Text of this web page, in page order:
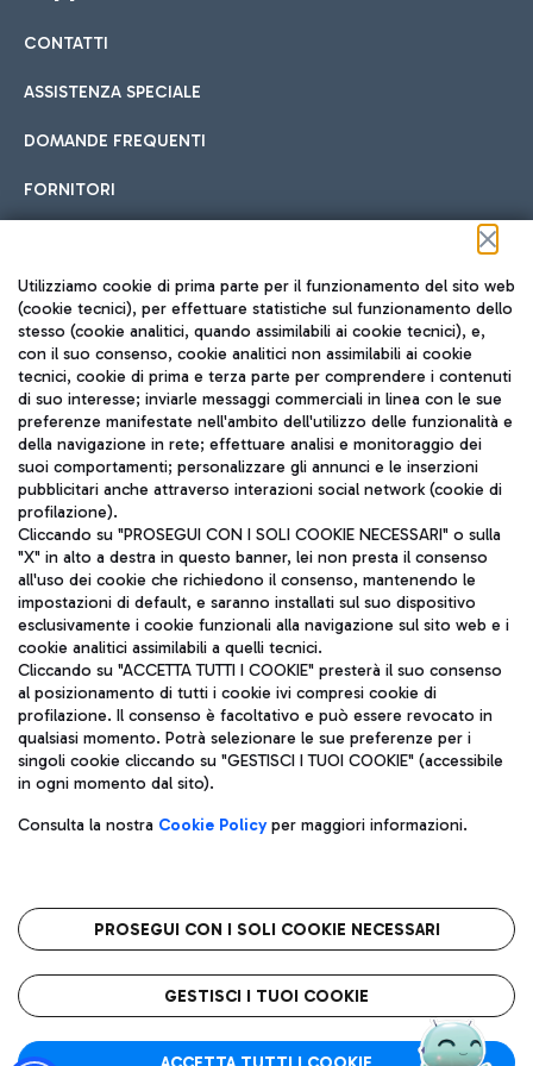
Cucina Internazionale
Fast Food
Pizza
Gelateria
Wine Bar & Sparkling
Hotel in aeroporto
Scegli l'alloggio più adatto e approfitta della vicinanza
all'aeroporto.
Car sharing
Con il Car Sharing è ancora più facile spostarsi
Treno
Raggiungi velocemente l'aeroporto di Fiumicino da Roma
tramite i servizi ferroviari Trenitalia.
Autobus
Scopri le linee di autobus per raggiungere l'aeroporto
Leonardo Da Vinci.
Raggiungi l’aeroporto senza pensieri con il servizio di taxi a
Ristoranti
Scopri la nostra offerta per una pausa gustosa in aeroporto
Mappa Aeroporto Fiumicino
CONTATTI
ASSISTENZA SPECIALE
DOMANDE FREQUENTI
FORNITORI
Seguici sui social
TRAVEL JOURNAL
ITA
Aeroporti di Roma S.p.A. - Società soggetta a direzione e
coordinamento di Mundys S.p.A.
Codice fiscale e Registro delle Imprese di Roma 13032990155 P.
IVA 06572251004
Capitale sociale 62.224.743,00 int. vers.
Sede legale: Via Pier Paolo Racchetti 1 - 00054 Fiumicino (RM)
telefono +39 06 65951
Privacy policy
Note legali
Roma FCO
L'aeroporto stellato
Utilizziamo cookie di prima parte per il funzionamento del sito web
(cookie tecnici), per effettuare statistiche sul funzionamento dello
stesso (cookie analitici, quando assimilabili ai cookie tecnici), e,
con il suo consenso, cookie analitici non assimilabili ai cookie
tecnici, cookie di prima e terza parte per comprendere i contenuti
di suo interesse; inviarle messaggi commerciali in linea con le sue
preferenze manifestate nell'ambito dell'utilizzo delle funzionalità e
della navigazione in rete; effettuare analisi e monitoraggio dei
suoi comportamenti; personalizzare gli annunci e le inserzioni
pubblicitari anche attraverso interazioni social network (cookie di
profilazione).
Cliccando su "PROSEGUI CON I SOLI COOKIE NECESSARI" o sulla
"X" in alto a destra in questo banner, lei non presta il consenso
all'uso dei cookie che richiedono il consenso, mantenendo le
impostazioni di default, e saranno installati sul suo dispositivo
esclusivamente i cookie funzionali alla navigazione sul sito web e i
cookie analitici assimilabili a quelli tecnici.
Cliccando su "ACCETTA TUTTI I COOKIE" presterà il suo consenso
al posizionamento di tutti i cookie ivi compresi cookie di
profilazione. Il consenso è facoltativo e può essere revocato in
qualsiasi momento. Potrà selezionare le sue preferenze per i
singoli cookie cliccando su "GESTISCI I TUOI COOKIE" (accessibile
in ogni momento dal sito).
Consulta la nostra Cookie Policyper maggiori informazioni.
PROSEGUI CON I SOLI COOKIE NECESSARI
GESTISCI I TUOI COOKIE